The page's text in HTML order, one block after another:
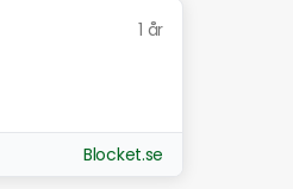
1 år
Blocket.se